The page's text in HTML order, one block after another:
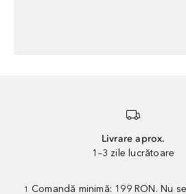
Livrare aprox.
1–3 zile lucrătoare
1 Comandă minimă: 199 RON. Nu